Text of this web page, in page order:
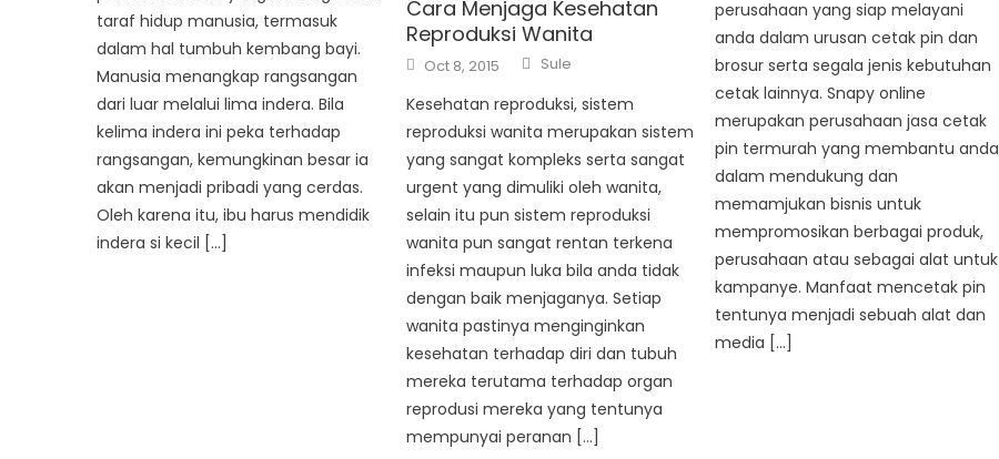
taraf hidup manusia, termasuk
dalam hal tumbuh kembang bayi.
Manusia menangkap rangsangan
dari luar melalui lima indera. Bila
kelima indera ini peka terhadap
rangsangan, kemungkinan besar ia
akan menjadi pribadi yang cerdas.
Oleh karena itu, ibu harus mendidik
indera si kecil […]
Cara Menjaga Kesehatan
Reproduksi Wanita
Posted
on
Oct 8, 2015 Author
Sule
Kesehatan reproduksi, sistem
reproduksi wanita merupakan sistem
yang sangat kompleks serta sangat
urgent yang dimuliki oleh wanita,
selain itu pun sistem reproduksi
wanita pun sangat rentan terkena
infeksi maupun luka bila anda tidak
dengan baik menjaganya. Setiap
wanita pastinya menginginkan
kesehatan terhadap diri dan tubuh
mereka terutama terhadap organ
reprodusi mereka yang tentunya
mempunyai peranan […]
perusahaan yang siap melayani
anda dalam urusan cetak pin dan
brosur serta segala jenis kebutuhan
cetak lainnya. Snapy online
merupakan perusahaan jasa cetak
pin termurah yang membantu anda
dalam mendukung dan
memamjukan bisnis untuk
mempromosikan berbagai produk,
perusahaan atau sebagai alat untuk
kampanye. Manfaat mencetak pin
tentunya menjadi sebuah alat dan
media […]